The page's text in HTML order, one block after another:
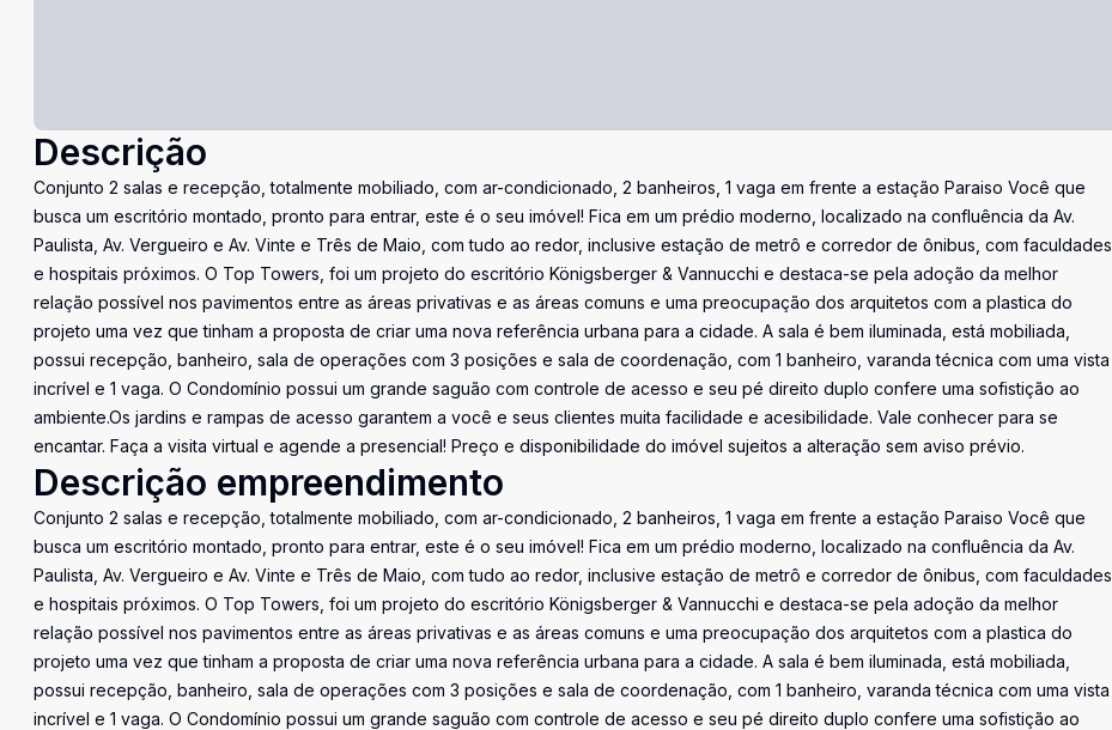
Descrição
Conjunto 2 salas e recepção, totalmente mobiliado, com ar-condicionado, 2 banheiros, 1 vaga em frente a estação Paraiso Você que
busca um escritório montado, pronto para entrar, este é o seu imóvel! Fica em um prédio moderno, localizado na confluência da Av.
Paulista, Av. Vergueiro e Av. Vinte e Três de Maio, com tudo ao redor, inclusive estação de metrô e corredor de ônibus, com faculdades
e hospitais próximos. O Top Towers, foi um projeto do escritório Königsberger & Vannucchi e destaca-se pela adoção da melhor
relação possível nos pavimentos entre as áreas privativas e as áreas comuns e uma preocupação dos arquitetos com a plastica do
projeto uma vez que tinham a proposta de criar uma nova referência urbana para a cidade. A sala é bem iluminada, está mobiliada,
possui recepção, banheiro, sala de operações com 3 posições e sala de coordenação, com 1 banheiro, varanda técnica com uma vista
incrível e 1 vaga. O Condomínio possui um grande saguão com controle de acesso e seu pé direito duplo confere uma sofistição ao
ambiente.Os jardins e rampas de acesso garantem a você e seus clientes muita facilidade e acesibilidade. Vale conhecer para se
encantar. Faça a visita virtual e agende a presencial! Preço e disponibilidade do imóvel sujeitos a alteração sem aviso prévio.
Descrição empreendimento
Conjunto 2 salas e recepção, totalmente mobiliado, com ar-condicionado, 2 banheiros, 1 vaga em frente a estação Paraiso Você que
busca um escritório montado, pronto para entrar, este é o seu imóvel! Fica em um prédio moderno, localizado na confluência da Av.
Paulista, Av. Vergueiro e Av. Vinte e Três de Maio, com tudo ao redor, inclusive estação de metrô e corredor de ônibus, com faculdades
e hospitais próximos. O Top Towers, foi um projeto do escritório Königsberger & Vannucchi e destaca-se pela adoção da melhor
relação possível nos pavimentos entre as áreas privativas e as áreas comuns e uma preocupação dos arquitetos com a plastica do
projeto uma vez que tinham a proposta de criar uma nova referência urbana para a cidade. A sala é bem iluminada, está mobiliada,
possui recepção, banheiro, sala de operações com 3 posições e sala de coordenação, com 1 banheiro, varanda técnica com uma vista
incrível e 1 vaga. O Condomínio possui um grande saguão com controle de acesso e seu pé direito duplo confere uma sofistição ao